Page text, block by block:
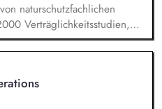
naturschutzfachlichen
Verträglichkeitsstudien,
LBP) in einem
und
und Durchführung von
und Umweltbehörden
Qualitätssicherung der